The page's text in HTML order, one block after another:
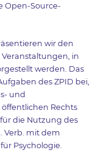
Open-Source-
wir den
in
werden. Das
des ZPID bei,
und
Rechts
die Nutzung des
Verb. mit dem
Psychologie.